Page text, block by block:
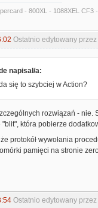
; in entry
- 800XL - 1088XEL
Ostatnio edytowany
napisał/a:
się to szybciej w Action?
rozwiązań -
która pobierze
protokół wywołania
pamięci na stronie
Ostatnio edytowany